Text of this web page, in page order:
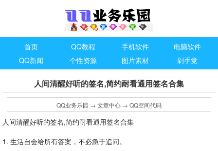
首页 QQ教程 手机软件
电脑软件
QQ新闻
个性资源 图片素材 剁手党
人间清醒好听的签名,简约耐看通用签名合集
QQ业务乐园 → 文章中心 → QQ空间代码
人间清醒好听的签名,简约耐看通用签名合集
1. 生活自会给所有答案，不必急于追问。